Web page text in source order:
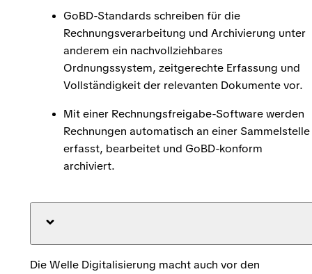
GoBD-Standards schreiben für die
Rechnungsverarbeitung und Archivierung unter
anderem ein nachvollziehbares
Ordnungssystem, zeitgerechte Erfassung und
Vollständigkeit der relevanten Dokumente vor.
Mit einer Rechnungsfreigabe-Software werden
Rechnungen automatisch an einer Sammelstelle
erfasst, bearbeitet und GoBD-konform
archiviert.
Die Welle Digitalisierung macht auch vor den